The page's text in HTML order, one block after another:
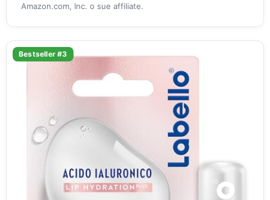
Amazon.com, Inc. o sue affiliate.
Bestseller #3